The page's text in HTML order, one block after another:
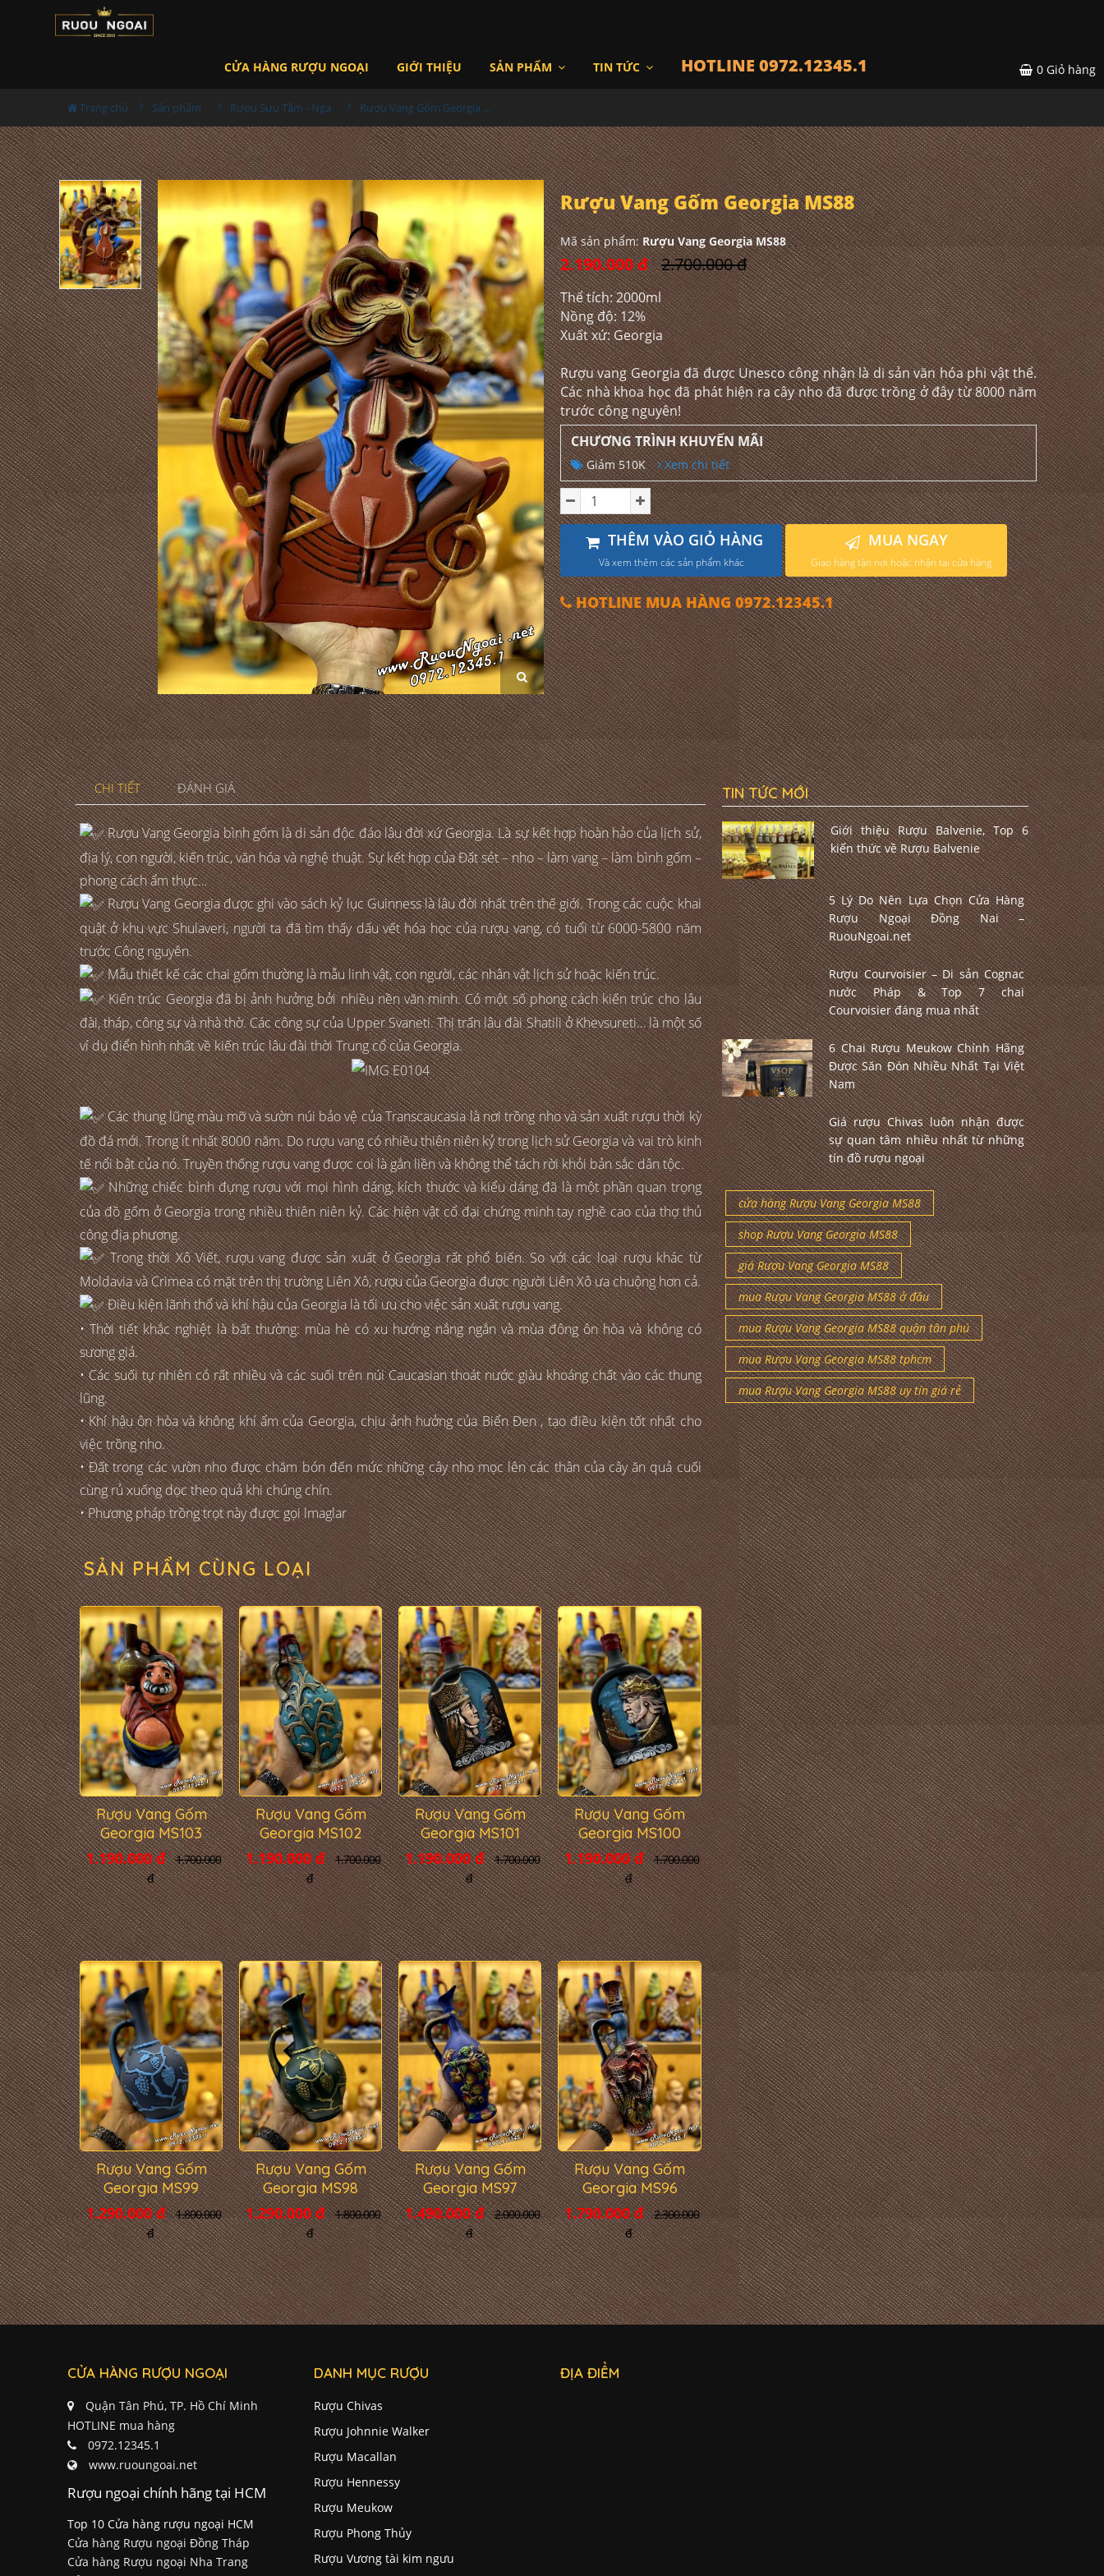
CỬA HÀNG RƯỢU NGOẠI GIỚI THIỆU SẢN PHẨM TIN TỨC HOTLINE 0972.12345.1 0 Giỏ hàng
Trang chủ Sản phẩm Rượu Sưu Tầm - Nga Rượu Vang Gốm Georgia MS88
Rượu Vang Gốm Georgia MS88
Mã sản phẩm:Rượu Vang Georgia MS88
2.190.000 đ 2.700.000 đ
Thể tích: 2000ml
Nồng độ: 12%
Xuất xứ: Georgia
Rượu vang Georgia đã được Unesco công nhận là di sản văn hóa phi vật thể.
Các nhà khoa học đã phát hiện ra cây nho đã được trồng ở đây từ 8000 năm
trước công nguyên!
CHƯƠNG TRÌNH KHUYẾN MÃI
Giảm 510K Xem chi tiết
THÊM VÀO GIỎ HÀNG
Và xem thêm các sản phẩm khác
MUA NGAY
Giao hàng tận nơi hoặc nhận tại cửa hàng
HOTLINE MUA HÀNG 0972.12345.1
CHI TIẾT ĐÁNH GIÁ
Rượu Vang Georgia bình gốm là di sản độc đáo lâu đời xứ Georgia. Là sự kết hợp hoàn hảo của lịch sử,
địa lý, con người, kiến trúc, văn hóa và nghệ thuật. Sự kết hợp của Đất sét – nho – làm vang – làm bình gốm –
phong cách ẩm thực…
Rượu Vang Georgia được ghi vào sách kỷ lục Guinness là lâu đời nhất trên thế giới. Trong các cuộc khai
quật ở khu vực Shulaveri, người ta đã tìm thấy dấu vết hóa học của rượu vang, có tuổi từ 6000-5800 năm
trước Công nguyên.
Mẫu thiết kế các chai gốm thường là mẫu linh vật, con người, các nhân vật lịch sử hoặc kiến trúc.
Kiến trúc Georgia đã bị ảnh hưởng bởi nhiều nền văn minh. Có một số phong cách kiến trúc cho lâu
đài, tháp, công sự và nhà thờ. Các công sự của Upper Svaneti. Thị trấn lâu đài Shatili ở Khevsureti… là một số
ví dụ điển hình nhất về kiến trúc lâu đài thời Trung cổ của Georgia.
Các thung lũng màu mỡ và sườn núi bảo vệ của Transcaucasia là nơi trồng nho và sản xuất rượu thời kỳ
đồ đá mới. Trong ít nhất 8000 năm. Do rượu vang có nhiều thiên niên kỷ trong lịch sử Georgia và vai trò kinh
tế nổi bật của nó. Truyền thống rượu vang được coi là gắn liền và không thể tách rời khỏi bản sắc dân tộc.
Những chiếc bình đựng rượu với mọi hình dáng, kích thước và kiểu dáng đã là một phần quan trọng
của đồ gốm ở Georgia trong nhiều thiên niên kỷ. Các hiện vật cổ đại chứng minh tay nghề cao của thợ thủ
công địa phương.
Trong thời Xô Viết, rượu vang được sản xuất ở Georgia rất phổ biến. So với các loại rượu khác từ
Moldavia và Crimea có mặt trên thị trường Liên Xô, rượu của Georgia được người Liên Xô ưa chuộng hơn cả.
Điều kiện lãnh thổ và khí hậu của Georgia là tối ưu cho việc sản xuất rượu vang.
• Thời tiết khắc nghiệt là bất thường: mùa hè có xu hướng nắng ngắn và mùa đông ôn hòa và không có
sương giá.
• Các suối tự nhiên có rất nhiều và các suối trên núi Caucasian thoát nước giàu khoáng chất vào các thung
lũng.
• Khí hậu ôn hòa và không khí ẩm của Georgia, chịu ảnh hưởng của Biển Đen , tạo điều kiện tốt nhất cho
việc trồng nho.
• Đất trong các vườn nho được chăm bón đến mức những cây nho mọc lên các thân của cây ăn quả cuối
cùng rủ xuống dọc theo quả khi chúng chín.
• Phương pháp trồng trọt này được gọi lmaglar
SẢN PHẨM CÙNG LOẠI
Rượu Vang Gốm
Georgia MS103
1.190.000 đ
1.700.000
đ
Rượu Vang Gốm
Georgia MS102
1.190.000 đ
1.700.000
đ
Rượu Vang Gốm
Georgia MS101
1.190.000 đ
1.700.000
đ
Rượu Vang Gốm
Georgia MS100
1.190.000 đ
1.700.000
đ
Rượu Vang Gốm
Georgia MS99
1.290.000 đ
1.800.000
đ
Rượu Vang Gốm
Georgia MS98
1.290.000 đ
1.800.000
đ
Rượu Vang Gốm
Georgia MS97
1.490.000 đ
2.000.000
đ
Rượu Vang Gốm
Georgia MS96
1.790.000 đ
2.300.000
đ
TIN TỨC MỚI
Giới thiệu Rượu Balvenie, Top 6
kiến thức về Rượu Balvenie
5 Lý Do Nên Lựa Chọn Cửa Hàng
Rượu Ngoại Đồng Nai –
RuouNgoai.net
Rượu Courvoisier – Di sản Cognac
nước Pháp & Top 7 chai
Courvoisier đáng mua nhất
6 Chai Rượu Meukow Chính Hãng
Được Săn Đón Nhiều Nhất Tại Việt
Nam
Giá rượu Chivas luôn nhận được
sự quan tâm nhiều nhất từ những
tín đồ rượu ngoại
cửa hàng Rượu Vang Georgia MS88
shop Rượu Vang Georgia MS88
giá Rượu Vang Georgia MS88
mua Rượu Vang Georgia MS88 ở đâu
mua Rượu Vang Georgia MS88 quận tân phú
mua Rượu Vang Georgia MS88 tphcm
mua Rượu Vang Georgia MS88 uy tín giá rẻ
CỬA HÀNG RƯỢU NGOẠI
Quận Tân Phú, TP. Hồ Chí Minh
HOTLINE mua hàng
0972.12345.1
www.ruoungoai.net
Rượu ngoại chính hãng tại HCM
Top 10 Cửa hàng rượu ngoại HCM
Cửa hàng Rượu ngoại Đồng Tháp
Cửa hàng Rượu ngoại Nha Trang
DANH MỤC RƯỢU
Rượu Chivas
Rượu Johnnie Walker
Rượu Macallan
Rượu Hennessy
Rượu Meukow
Rượu Phong Thủy
Rượu Vương tài kim ngưu
ĐỊA ĐIỂM